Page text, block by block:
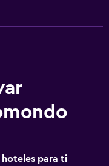
hoteles para ti